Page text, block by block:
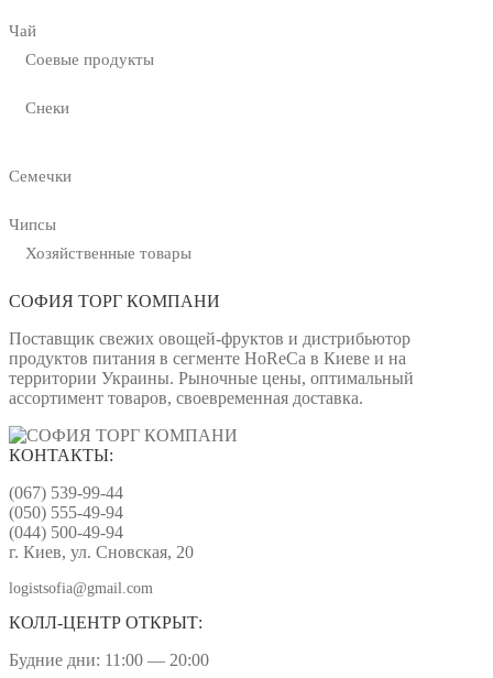
Чай
Соевые продукты
Снеки
Семечки
Чипсы
Хозяйственные товары
СОФИЯ ТОРГ КОМПАНИ
Поставщик свежих овощей-фруктов и дистрибьютор
продуктов питания в сегменте HoReCa в Киеве и на
территории Украины. Рыночные цены, оптимальный
ассортимент товаров, своевременная доставка.
КОНТАКТЫ:
(067) 539-99-44
(050) 555-49-94
(044) 500-49-94
г. Киев, ул. Сновская, 20
logistsofia@gmail.com
КОЛЛ-ЦЕНТР ОТКРЫТ:
Будние дни: 11:00 — 20:00